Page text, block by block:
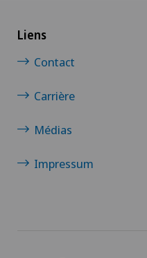
Liens
Contact
Carrière
Médias
Impressum